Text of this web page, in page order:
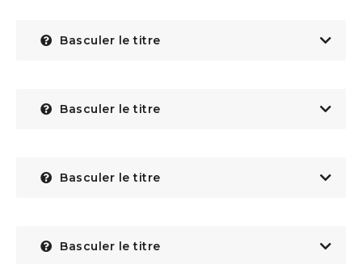
Basculer le titre
Basculer le titre
Basculer le titre
Basculer le titre